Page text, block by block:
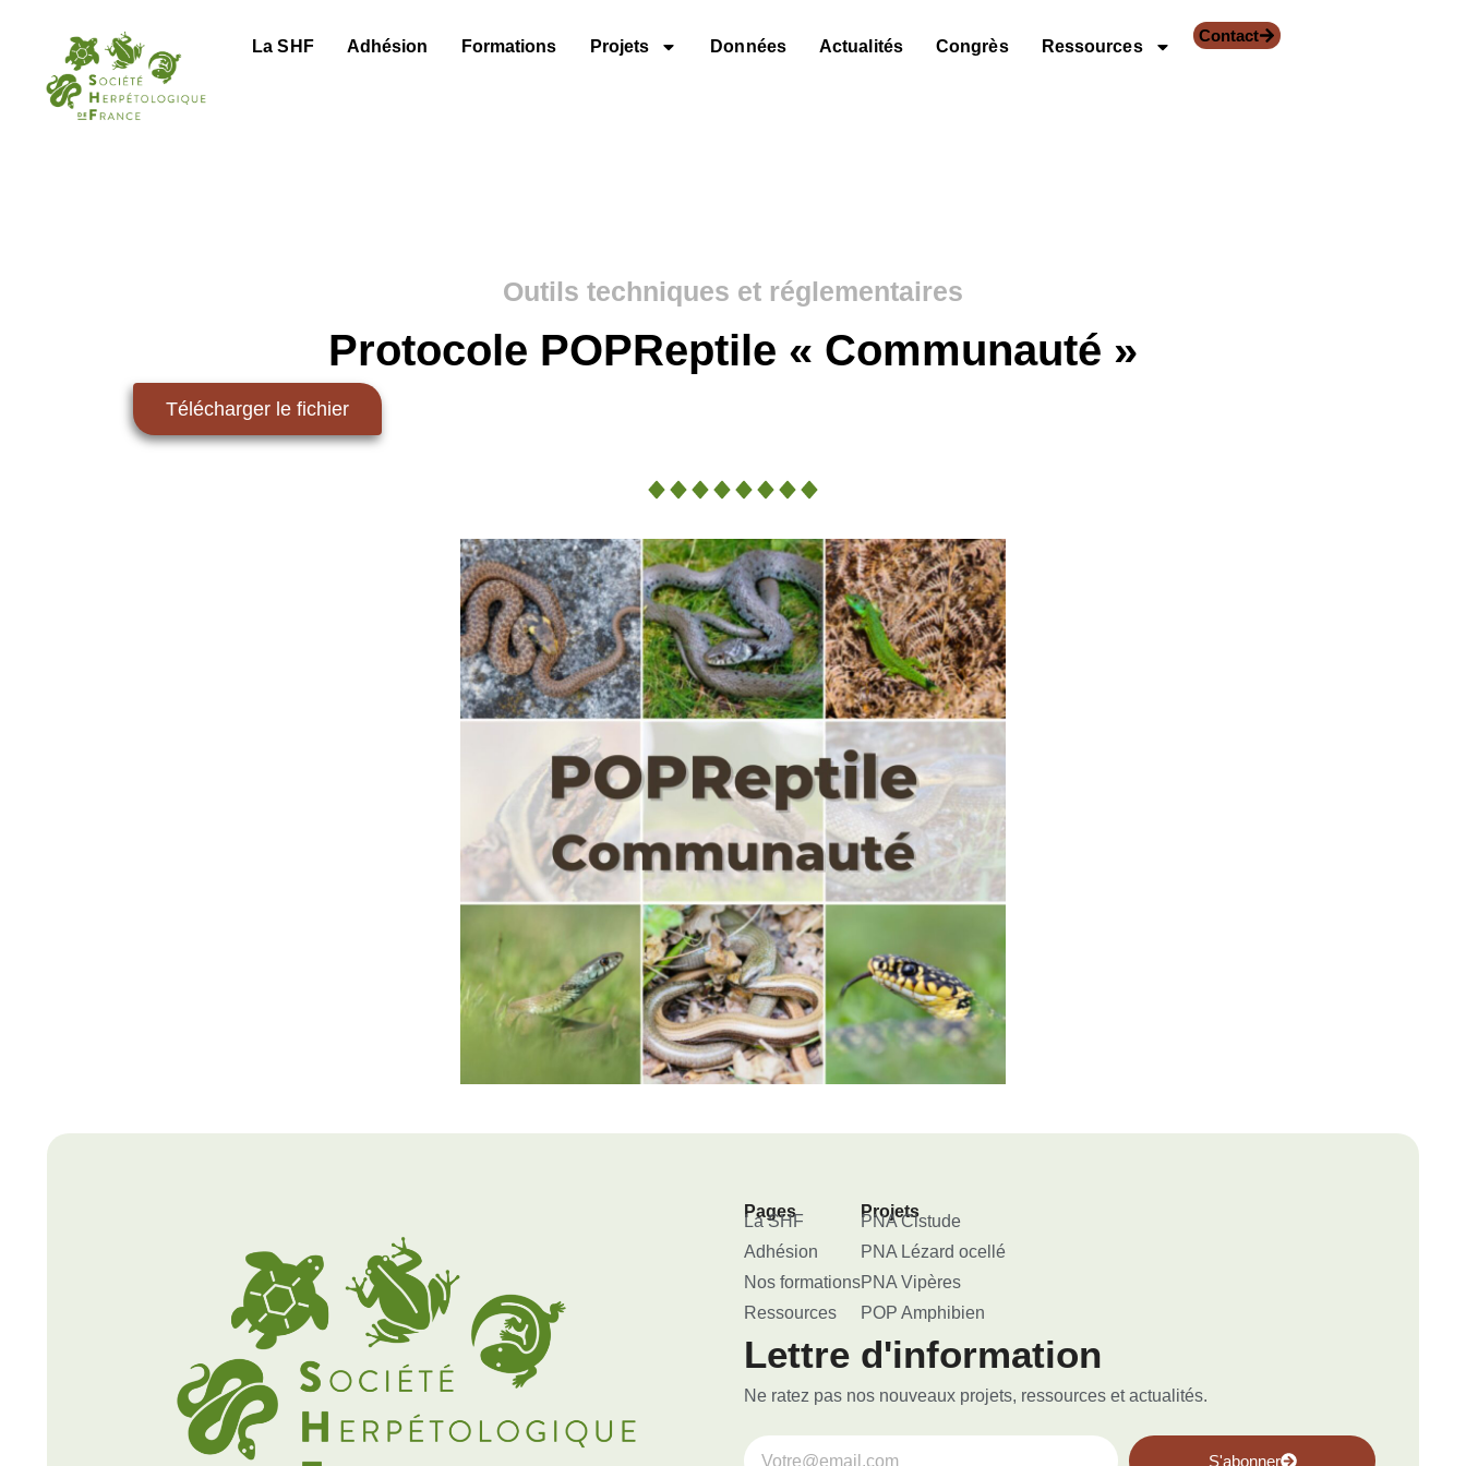
La SHF Adhésion Formations Projets Données Actualités Congrès Ressources
Contact
Outils techniques et réglementaires
Protocole POPReptile « Communauté »
Télécharger le fichier
Pages
La SHF
Adhésion
Nos formations
Ressources
Projets
PNA Cistude
PNA Lézard ocellé
PNA Vipères
POP Amphibien
Lettre d'information
Ne ratez pas nos nouveaux projets, ressources et actualités.
S'abonner